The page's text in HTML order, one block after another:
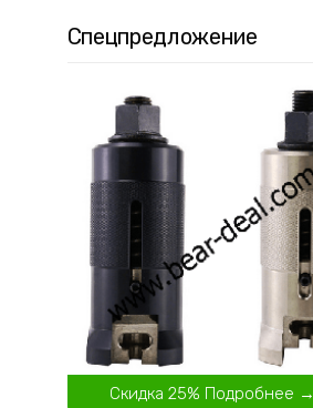
Спецпредложение
Скидка 25% Подробнее →